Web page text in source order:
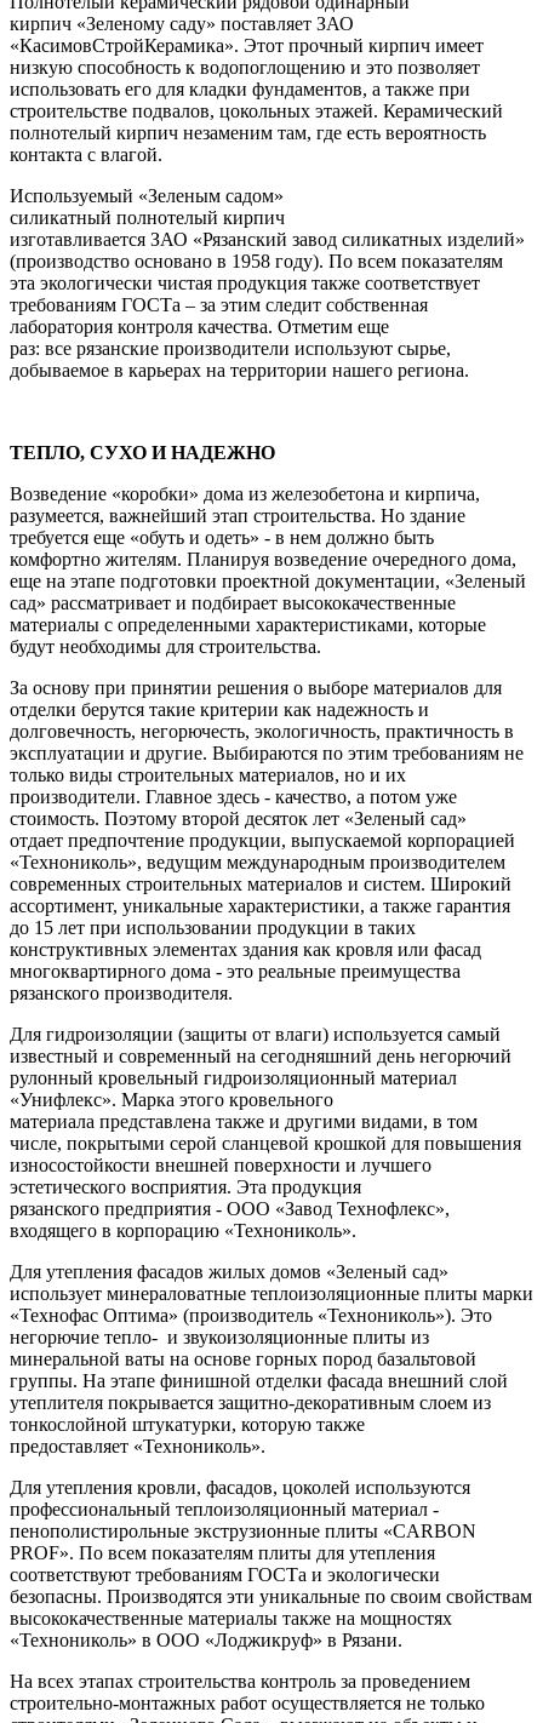
кирпич «Зеленому саду» поставляет ЗАО
«КасимовСтройКерамика». Этот прочный кирпич имеет
низкую способность к водопоглощению и это позволяет
использовать его для кладки фундаментов, а также при
строительстве подвалов, цокольных этажей. Керамический
полнотелый кирпич незаменим там, где есть вероятность
контакта с влагой.
Используемый «Зеленым садом»
силикатный полнотелый кирпич
изготавливается ЗАО «Рязанский завод силикатных изделий»
(производство основано в 1958 году). По всем показателям
эта экологически чистая продукция также соответствует
требованиям ГОСТа – за этим следит собственная
лаборатория контроля качества. Отметим еще
раз: все рязанские производители используют сырье,
добываемое в карьерах на территории нашего региона.
ТЕПЛО, СУХО И НАДЕЖНО
Возведение «коробки» дома из железобетона и кирпича,
разумеется, важнейший этап строительства. Но здание
требуется еще «обуть и одеть» - в нем должно быть
комфортно жителям. Планируя возведение очередного дома,
еще на этапе подготовки проектной документации, «Зеленый
сад» рассматривает и подбирает высококачественные
материалы с определенными характеристиками, которые
будут необходимы для строительства.
За основу при принятии решения о выборе материалов для
отделки берутся такие критерии как надежность и
долговечность, негорючесть, экологичность, практичность в
эксплуатации и другие. Выбираются по этим требованиям не
только виды строительных материалов, но и их
производители. Главное здесь - качество, а потом уже
стоимость. Поэтому второй десяток лет «Зеленый сад»
отдает предпочтение продукции, выпускаемой корпорацией
«Технониколь», ведущим международным производителем
современных строительных материалов и систем. Широкий
ассортимент, уникальные характеристики, а также гарантия
до 15 лет при использовании продукции в таких
конструктивных элементах здания как кровля или фасад
многоквартирного дома - это реальные преимущества
рязанского производителя.
Для гидроизоляции (защиты от влаги) используется самый
известный и современный на сегодняшний день негорючий
рулонный кровельный гидроизоляционный материал
«Унифлекс». Марка этого кровельного
материала представлена также и другими видами, в том
числе, покрытыми серой сланцевой крошкой для повышения
износостойкости внешней поверхности и лучшего
эстетического восприятия. Эта продукция
рязанского предприятия - ООО «Завод Технофлекс»,
входящего в корпорацию «Технониколь».
Для утепления фасадов жилых домов «Зеленый сад»
использует минераловатные теплоизоляционные плиты марки
«Технофас Оптима» (производитель «Технониколь»). Это
негорючие тепло- и звукоизоляционные плиты из
минеральной ваты на основе горных пород базальтовой
группы. На этапе финишной отделки фасада внешний слой
утеплителя покрывается защитно-декоративным слоем из
тонкослойной штукатурки, которую также
предоставляет «Технониколь».
Для утепления кровли, фасадов, цоколей используются
профессиональный теплоизоляционный материал -
пенополистирольные экструзионные плиты «CARBON
PROF». По всем показателям плиты для утепления
соответствуют требованиям ГОСТа и экологически
безопасны. Производятся эти уникальные по своим свойствам
высококачественные материалы также на мощностях
«Технониколь» в ООО «Лоджикруф» в Рязани.
На всех этапах строительства контроль за проведением
строительно-монтажных работ осуществляется не только